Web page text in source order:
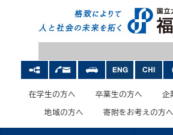
在学生の方へ 卒業生の方へ 企
地域の方へ 寄附をお考えの方へ